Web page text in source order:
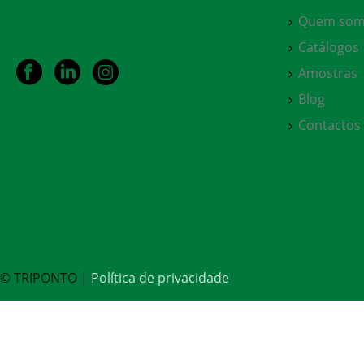
Quem
Catálogos
Amostras
Blog
Contactos
© TRIPONTO | Política de privacidade